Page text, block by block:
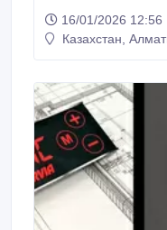
форма курны
хаммам самых
формами и
16/01/2026 12:56
Казахстан,